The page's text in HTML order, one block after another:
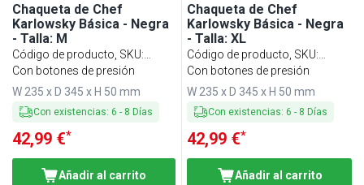
Chaqueta de Chef
Karlowsky Básica - Negra
- Talla: M
Código de producto, SKU:
KJBMK2S
Con botones de presión
W 235 x D 345 x H 50 mm
Con existencias: 6 - 8 Días
42,99 €*
Añadir al carrito
Chaqueta de Chef
Karlowsky Básica - Negra
- Talla: XL
Código de producto, SKU:
KJBXLK2S
Con botones de presión
W 235 x D 345 x H 50 mm
Con existencias: 6 - 8 Días
42,99 €*
Añadir al carrito